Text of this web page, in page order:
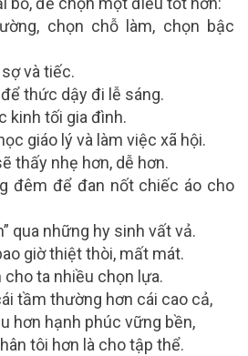
chọn chỗ làm, chọn bậc
và tiếc.
thức dậy đi lễ sáng.
kinh tối gia đình.
giáo lý và làm việc xã hội.
thấy nhẹ hơn, dễ hơn.
đêm để đan nốt chiếc áo cho
qua những hy sinh vất vả.
giờ thiệt thòi, mất mát.
ta nhiều chọn lựa.
tầm thường hơn cái cao cả,
hơn hạnh phúc vững bền,
tôi hơn là cho tập thể.